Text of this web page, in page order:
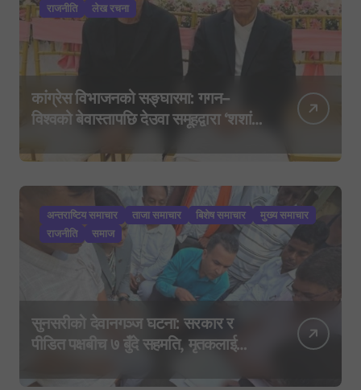
राजनीति
लेख रचना
कांग्रेस विभाजनको सङ्घारमा: गगन–
विश्वको बेवास्तापछि देउवा समूहद्वारा ‘शशांक
यात्राको घोषणा तयारी!
अन्तराष्टिय समाचार ताजा समाचार बिशेष समाचार
मुख्य समाचार
राजनीति
समाज
सुनसरीको देवानगञ्ज घटना: सरकार र
पीडित पक्षबीच ७ बुँदे सहमति, मृतकलाई